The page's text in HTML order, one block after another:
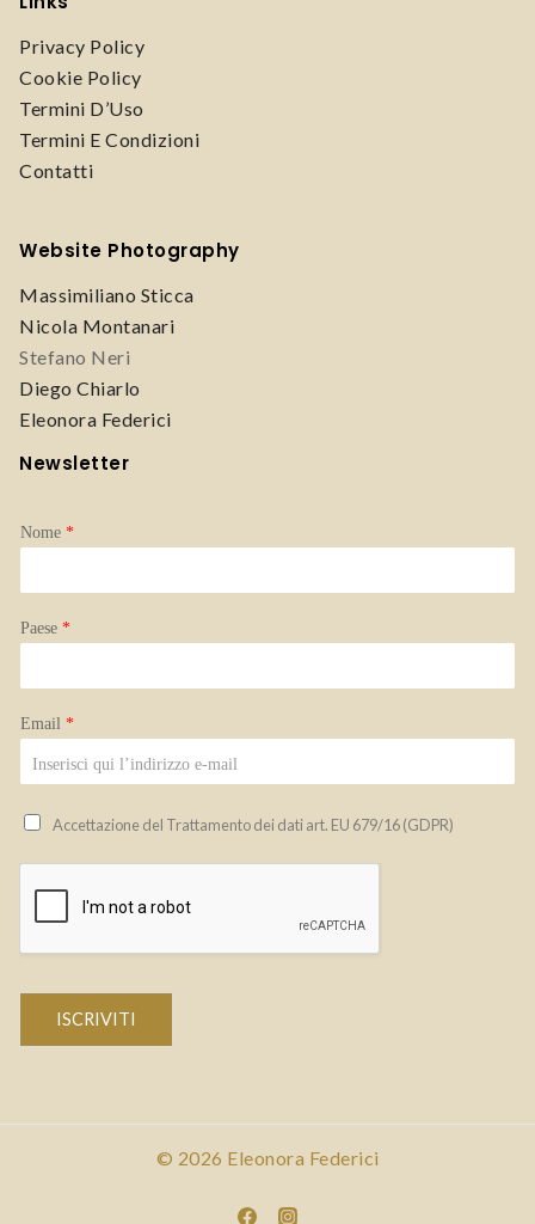
Privacy Policy
Cookie Policy
Termini D’Uso
Termini E Condizioni
Contatti
Website Photography
Massimiliano Sticca
Nicola Montanari
Stefano Neri
Diego Chiarlo
Eleonora Federici
Newsletter
Nome *
Paese *
Email *
Accettazione del Trattamento dei dati art. EU 679/16 (GDPR)
ISCRIVITI
© 2026 Eleonora Federici